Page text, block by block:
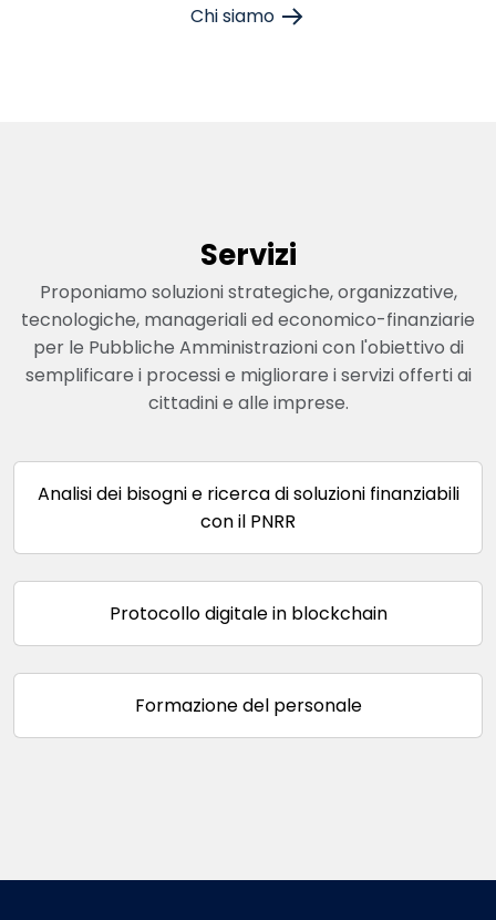
Chi siamo
Servizi
Proponiamo soluzioni strategiche, organizzative,
tecnologiche, manageriali ed economico-finanziarie
per le Pubbliche Amministrazioni con l'obiettivo di
semplificare i processi e migliorare i servizi offerti ai
cittadini e alle imprese.
Analisi dei bisogni e ricerca di soluzioni finanziabili
con il PNRR
Protocollo digitale in blockchain
Formazione del personale